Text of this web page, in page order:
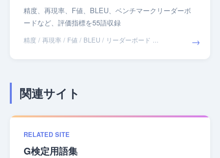
精度、再現率、F値、BLEU、ベンチマークリーダーボ
ードなど、評価指標を55語収録
精度 / 再現率 / F値 / BLEU / リーダーボード ... →
関連サイト
RELATED SITE
G検定用語集